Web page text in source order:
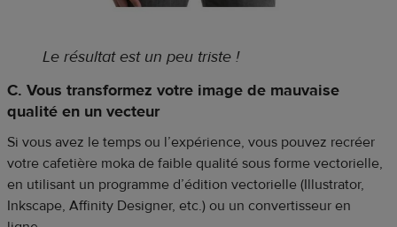
Le résultat est un peu triste !
C. Vous transformez votre image de mauvaise
qualité en un vecteur
Si vous avez le temps ou l’expérience, vous pouvez recréer
votre cafetière moka de faible qualité sous forme vectorielle,
en utilisant un programme d’édition vectorielle (Illustrator,
Inkscape, Affinity Designer, etc.) ou un convertisseur en